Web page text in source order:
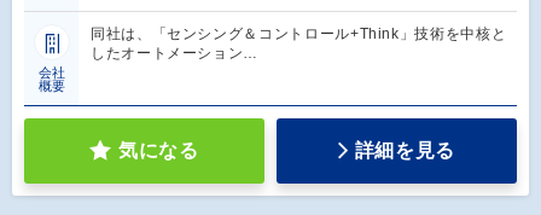
会社
概要
同社は、「センシング＆コントロール+Think」技術を中核と
したオートメーション…
気になる 詳細を見る